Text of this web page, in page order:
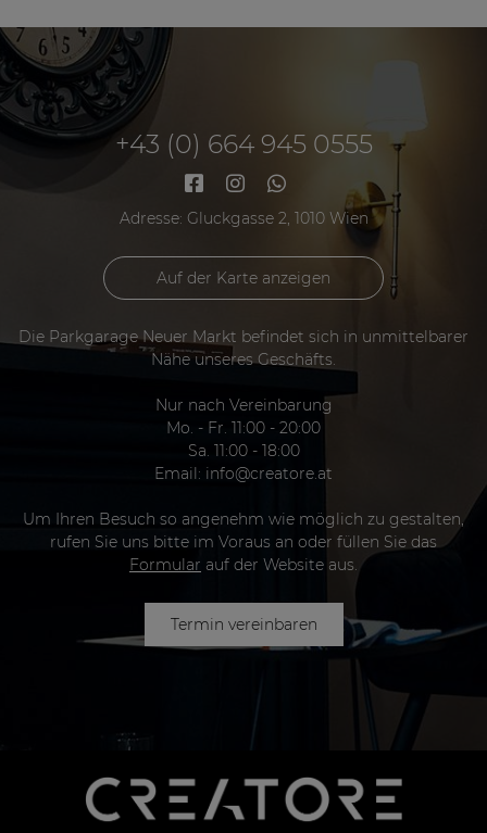
+43 (0) 664 945 0555
Adresse: Gluckgasse 2, 1010 Wien
Auf der Karte anzeigen
Die Parkgarage Neuer Markt befindet sich in unmittelbarer
Nähe unseres Geschäfts.
Nur nach Vereinbarung
Mo. - Fr. 11:00 - 20:00
Sa. 11:00 - 18:00
Email: info@creatore.at
Um Ihren Besuch so angenehm wie möglich zu gestalten,
rufen Sie uns bitte im Voraus an oder füllen Sie das
Formular auf der Website aus.
Termin vereinbaren